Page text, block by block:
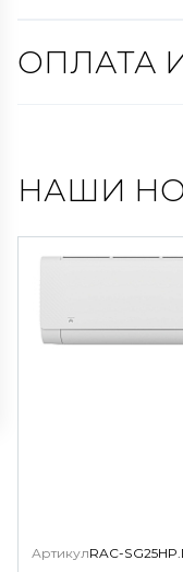
ОПЛАТА
НАШИ
АртикулRAC-